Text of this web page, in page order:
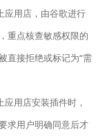
应用店，由谷歌进行
重点核查敏感权限的
直接拒绝或标记为“需
用店安装插件时，
求用户明确同意后才